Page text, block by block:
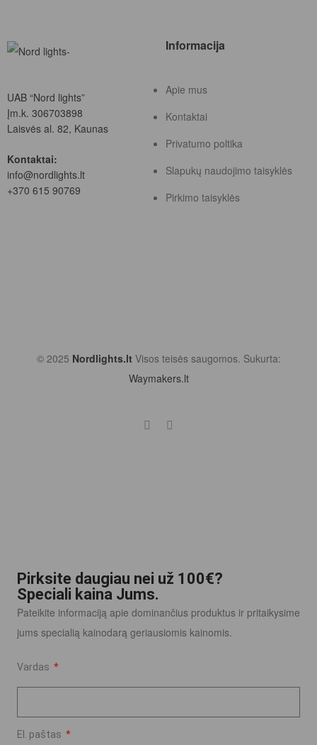
UAB “Nord lights”
Įm.k. 306703898
Laisvės al. 82, Kaunas
Kontaktai:
info@nordlights.lt
+370 615 90769
Informacija
Apie mus
Kontaktai
Privatumo poltika
Slapukų naudojimo taisyklės
Pirkimo taisyklės
© 2025 Nordlights.lt Visos teisės saugomos. Sukurta:
Waymakers.lt
Pirksite daugiau nei už 100€?
Speciali kaina Jums.
Pateikite informaciją apie dominančius produktus ir pritaikysime
jums specialią kainodarą geriausiomis kainomis.
Vardas
El. paštas